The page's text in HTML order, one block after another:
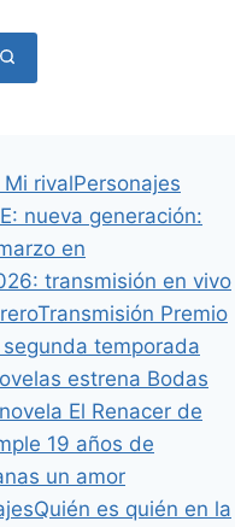
rivalPersonajes
nueva generación:
en
transmisión en vivo
Transmisión Premio
temporada
estrena Bodas
El Renacer de
19 años de
un amor
Quién es quién en la